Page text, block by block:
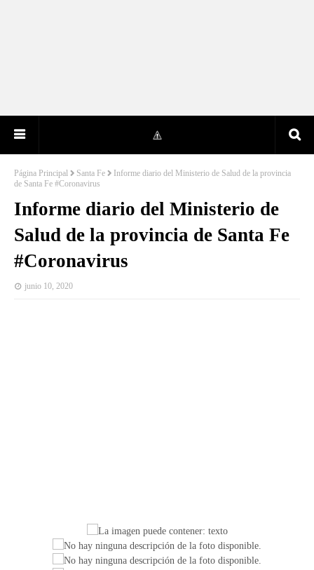
Página Principal Santa Fe
Informe diario del Ministerio de Salud de la provincia
de Santa Fe #Coronavirus
Informe diario del Ministerio de
Salud de la provincia de Santa Fe
#Coronavirus
junio 10, 2020